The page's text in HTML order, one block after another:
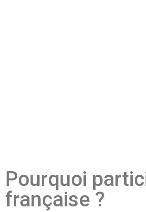
Pourquoi
française ?